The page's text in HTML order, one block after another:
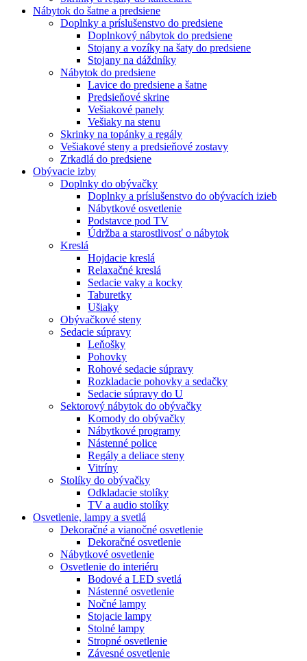
Nábytok do šatne a predsiene
Doplnky a príslušenstvo do predsiene
Doplnkový nábytok do predsiene
Stojany a vozíky na šaty do predsiene
Stojany na dáždníky
Nábytok do predsiene
Lavice do predsiene a šatne
Predsieňové skrine
Vešiakové panely
Vešiaky na stenu
Skrinky na topánky a regály
Vešiakové steny a predsieňové zostavy
Zrkadlá do predsiene
Obývacie izby
Doplnky do obývačky
Doplnky a príslušenstvo do obývacích izieb
Nábytkové osvetlenie
Podstavce pod TV
Údržba a starostlivosť o nábytok
Kreslá
Hojdacie kreslá
Relaxačné kreslá
Sedacie vaky a kocky
Taburetky
Ušiaky
Obývačkové steny
Sedacie súpravy
Leňošky
Pohovky
Rohové sedacie súpravy
Rozkladacie pohovky a sedačky
Sedacie súpravy do U
Sektorový nábytok do obývačky
Komody do obývačky
Nábytkové programy
Nástenné police
Regály a deliace steny
Vitríny
Stolíky do obývačky
Odkladacie stolíky
TV a audio stolíky
Osvetlenie, lampy a svetlá
Dekoračné a vianočné osvetlenie
Dekoračné osvetlenie
Nábytkové osvetlenie
Osvetlenie do interiéru
Bodové a LED svetlá
Nástenné osvetlenie
Nočné lampy
Stojacie lampy
Stolné lampy
Stropné osvetlenie
Závesné osvetlenie